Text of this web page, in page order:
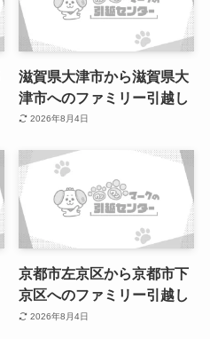
滋賀県大津市から滋賀県大
津市へのファミリー引越し
2026年8月4日
京都市左京区から京都市下
京区へのファミリー引越し
2026年8月4日